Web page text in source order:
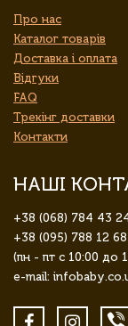
Про нас
Каталог товарів
Доставка і оплата
Відгуки
FAQ
Трекінг доставки
Контакти
НАШІ
+38 (068) 784 43
+38 (095) 788 12 68
(пн - пт с 10:00 до
e-mail: